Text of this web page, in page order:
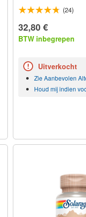
(24)
32,80 €
BTW inbegrepen
Uitverkocht
Zie Aanbevolen
Houd mij indien